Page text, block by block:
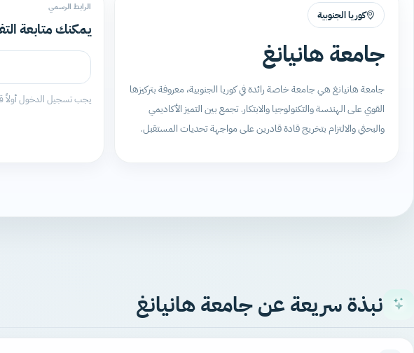
كوريا الجنوبية
جامعة هانيانغ
جامعة هانيانغ هي جامعة خاصة رائدة في كوريا الجنوبية، معروفة بتركيزها
القوي على الهندسة والتكنولوجيا والابتكار. تجمع بين التميز الأكاديمي
والبحثي والالتزام بتخريج قادة قادرين على مواجهة تحديات المستقبل.
الرابط الرسمي
يمكنك متابعة
يجب تسجيل الدخول أولاً
نبذة سريعة عن جامعة هانيانغ